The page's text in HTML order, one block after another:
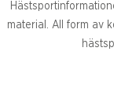
material. All form av